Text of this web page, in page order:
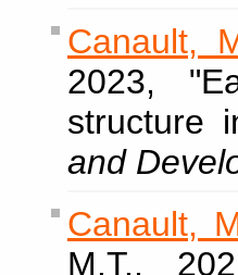
Canault,
2023,
structure
and
Canault,
M.T.,